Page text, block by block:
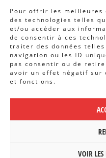
Pour offrir les meilleures
des technologies telles
et/ou accéder aux
de consentir à ces
traiter des données
navigation ou les ID
pas consentir ou de
avoir un effet négatif sur
et fonctions.
VOIR LES
Articles
Actions
Concertation
Archives
POLITIQUE DE
CBCS ASBL |